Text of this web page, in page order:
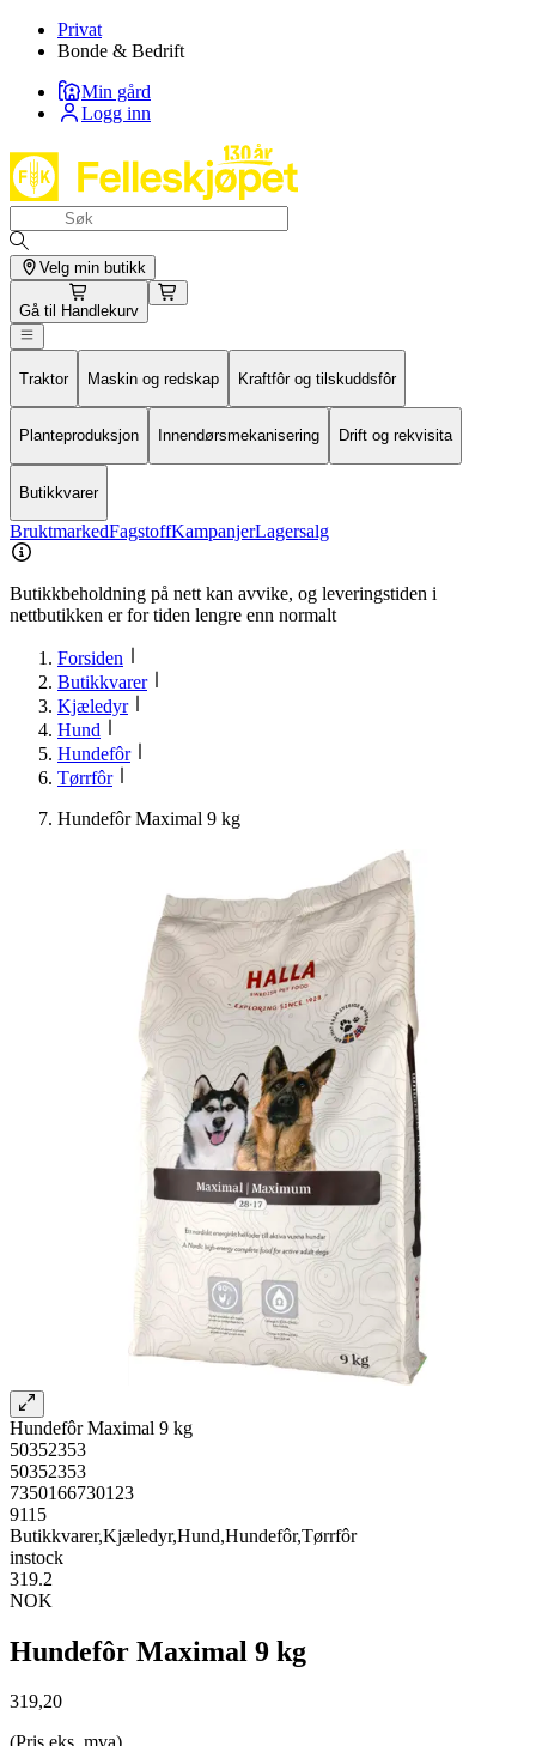
Privat
Bonde & Bedrift
Min gård
Logg inn
Velg min butikk
Gå til Handlekurv
Traktor Maskin og redskap Kraftfôr og tilskuddsfôr
Planteproduksjon Innendørsmekanisering Drift og rekvisita
Butikkvarer
BruktmarkedFagstoffKampanjerLagersalg
Butikkbeholdning på nett kan avvike, og leveringstiden i
nettbutikken er for tiden lengre enn normalt
Forsiden
Butikkvarer
Kjæledyr
Hund
Hundefôr
Tørrfôr
Hundefôr Maximal 9 kg
Hundefôr Maximal 9 kg
50352353
50352353
7350166730123
9115
Butikkvarer,Kjæledyr,Hund,Hundefôr,Tørrfôr
instock
319.2
NOK
Hundefôr Maximal 9 kg
319,20